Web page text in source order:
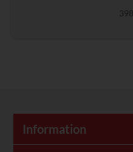
Information